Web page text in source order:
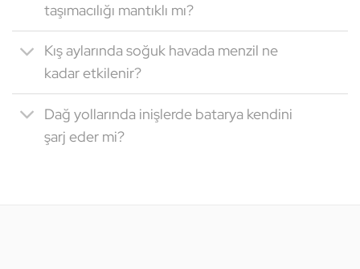
taşımacılığı mantıklı mı?
Kış aylarında soğuk havada menzil ne
kadar etkilenir?
Dağ yollarında inişlerde batarya kendini
şarj eder mi?